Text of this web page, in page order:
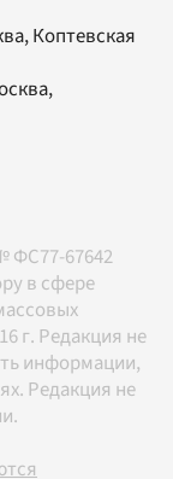
Коптевская
,
ФС77-67642
в сфере
г. Редакция не
информации,
Редакция не